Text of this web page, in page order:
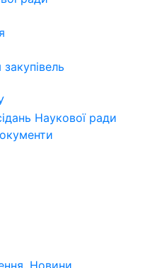
Наукової ради
, Новини